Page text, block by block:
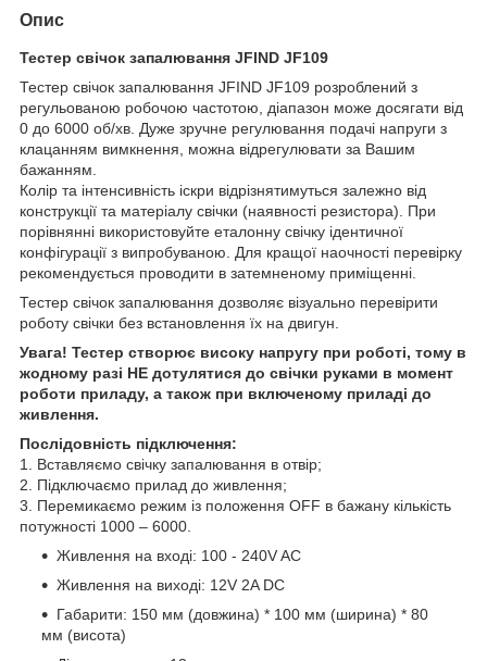
Опис
Тестер свічок запалювання JFIND JF109
Тестер свічок запалювання JFIND JF109 розроблений з
регульованою робочою частотою, діапазон може досягати від
0 до 6000 об/хв. Дуже зручне регулювання подачі напруги з
клацанням вимкнення, можна відрегулювати за Вашим
бажанням.
Колір та інтенсивність іскри відрізнятимуться залежно від
конструкції та матеріалу свічки (наявності резистора). При
порівнянні використовуйте еталонну свічку ідентичної
конфігурації з випробуваною. Для кращої наочності перевірку
рекомендується проводити в затемненому приміщенні.
Тестер свічок запалювання дозволяє візуально перевірити
роботу свічки без встановлення їх на двигун.
Увага! Тестер створює високу напругу при роботі, тому в
жодному разі НЕ дотулятися до свічки руками в момент
роботи приладу, а також при включеному приладі до
живлення.
Послідовність підключення:
1. Вставляємо свічку запалювання в отвір;
2. Підключаємо прилад до живлення;
3. Перемикаємо режим із положення OFF в бажану кількість
потужності 1000 – 6000.
Живлення на вході: 100 - 240V AC
Живлення на виході: 12V 2A DC
Габарити: 150 мм (довжина) * 100 мм (ширина) * 80
мм (висота)